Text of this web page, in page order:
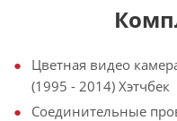
Цветная видео
(1995 - 2014) Хэтчбек
Соединительные